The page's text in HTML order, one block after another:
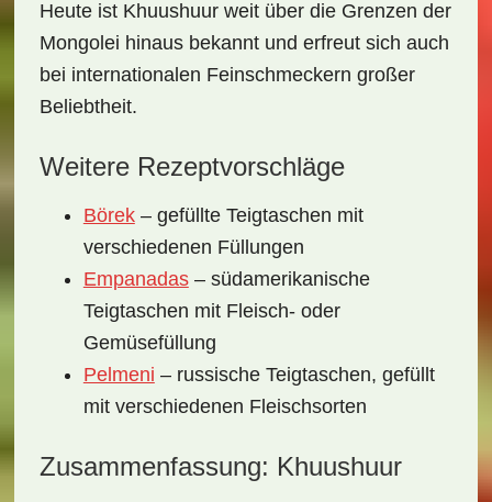
Heute ist Khuushuur weit über die Grenzen der
Mongolei hinaus bekannt und erfreut sich auch
bei internationalen Feinschmeckern großer
Beliebtheit.
Weitere Rezeptvorschläge
Börek– gefüllte Teigtaschen mit
verschiedenen Füllungen
Empanadas– südamerikanische
Teigtaschen mit Fleisch- oder
Gemüsefüllung
Pelmeni – russische Teigtaschen, gefüllt
mit verschiedenen Fleischsorten
Zusammenfassung: Khuushuur